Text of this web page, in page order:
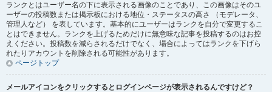
ランクとはユーザー名の下に表示される画像のことであり、この画像はそのユ
ーザーの投稿数または掲示板における地位・ステータスの高さ （モデレータ、
管理人など） を表しています。基本的にユーザーはランクを自分で変更するこ
とはできません。ランクを上げるためだけに無意味な記事を投稿するのはお控
えください。投稿数を減らされるだけでなく、場合によってはランクを下げら
れたりアカウントを削除される可能性があります。
ページトップ
メールアイコンをクリックするとログインページが表示されるんですけど？